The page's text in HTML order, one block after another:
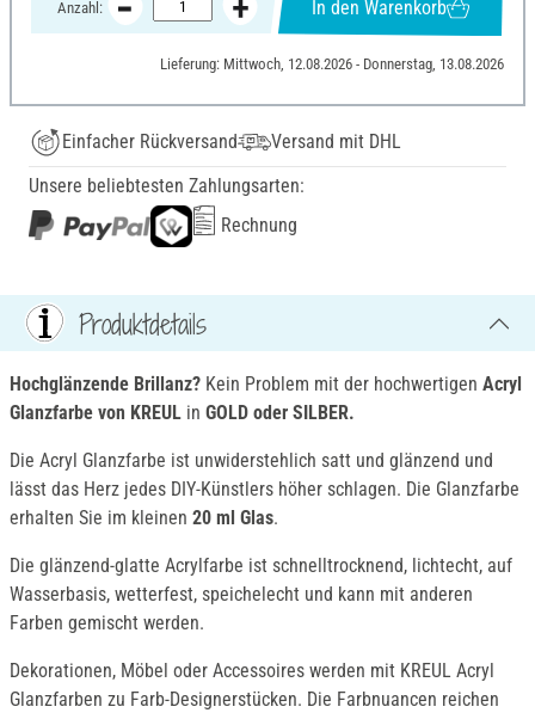
Anzahl: In den Warenkorb
Lieferung: Mittwoch, 12.08.2026 - Donnerstag, 13.08.2026
Einfacher Rückversand
Versand mit DHL
Unsere beliebtesten Zahlungsarten:
Rechnung
Produktdetails
Hochglänzende Brillanz? Kein Problem mit der hochwertigen Acryl
Glanzfarbe von KREUL in GOLD oder SILBER.
Die Acryl Glanzfarbe ist unwiderstehlich satt und glänzend und
lässt das Herz jedes DIY-Künstlers höher schlagen. Die Glanzfarbe
erhalten Sie im kleinen 20 ml Glas.
Die glänzend-glatte Acrylfarbe ist schnelltrocknend, lichtecht, auf
Wasserbasis, wetterfest, speichelecht und kann mit anderen
Farben gemischt werden.
Dekorationen, Möbel oder Accessoires werden mit KREUL Acryl
Glanzfarben zu Farb-Designerstücken. Die Farbnuancen reichen